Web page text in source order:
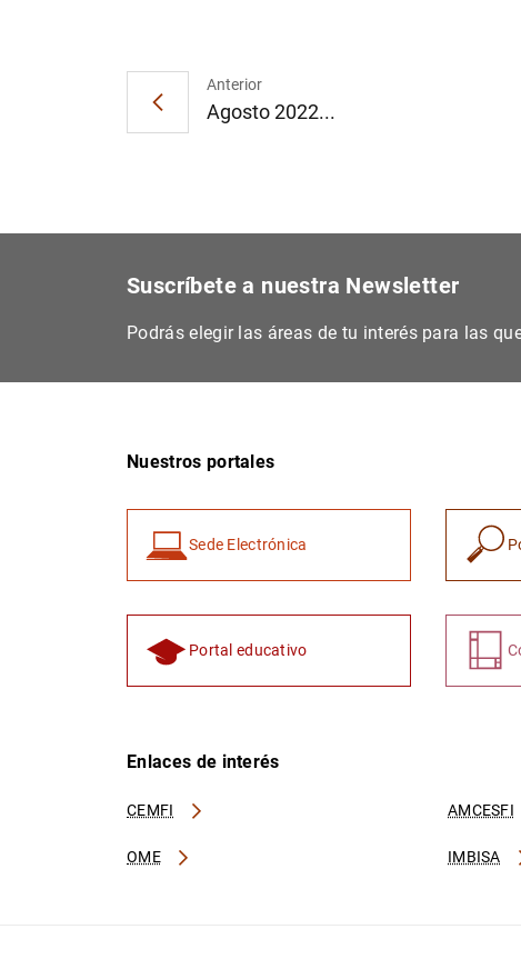
Anterior
Agosto 2022...
Suscríbete a nuestra Newsletter
Podrás elegir las áreas de tu interés para las
Nuestros portales
Sede Electrónica
Portal educativo
Enlaces de interés
CEMFI AMCESFI
OME IMBISA